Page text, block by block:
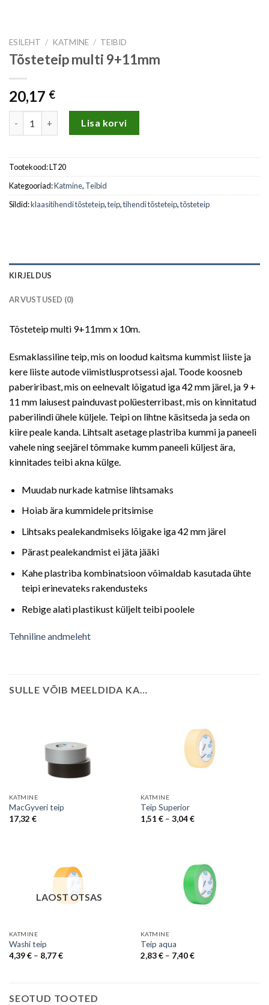
ESILEHT / KATMINE / TEIBID
Tõsteteip multi 9+11mm
20,17 €
Lisa korvi
Tootekood:LT20
Kategooriad:Katmine, Teibid
Sildid:klaasitihendi tõsteteip,teip,tihendi tõsteteip,tõsteteip
KIRJELDUS
ARVUSTUSED (0)
Tõsteteip multi 9+11mm x 10m.
Esmaklassiline teip, mis on loodud kaitsma kummist liiste ja
kere liiste autode viimistlusprotsessi ajal. Toode koosneb
paberiribast, mis on eelnevalt lõigatud iga 42 mm järel, ja 9 +
11 mm laiusest painduvast polüesterribast, mis on kinnitatud
paberilindi ühele küljele. Teipi on lihtne käsitseda ja seda on
kiire peale kanda. Lihtsalt asetage plastriba kummi ja paneeli
vahele ning seejärel tõmmake kumm paneeli küljest ära,
kinnitades teibi akna külge.
Muudab nurkade katmise lihtsamaks
Hoiab ära kummidele pritsimise
Lihtsaks pealekandmiseks lõigake iga 42 mm järel
Pärast pealekandmist ei jäta jääki
Kahe plastriba kombinatsioon võimaldab kasutada ühte
teipi erinevateks rakendusteks
Rebige alati plastikust küljelt teibi poolele
Tehniline andmeleht
SULLE VÕIB MEELDIDA KA…
KATMINE
MacGyveri teip
17,32 €
KATMINE
Teip Superior
1,51 € – 3,04€Price
LAOST OTSAS
KATMINE
Washi teip
4,39€ – 8,77€Price
KATMINE
Teip aqua
2,83€ – 7,40€Price
SEOTUD TOOTED